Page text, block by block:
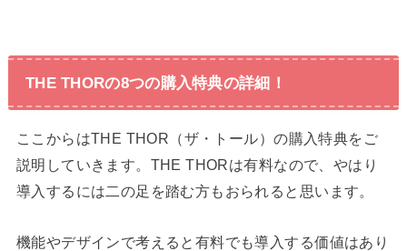
THE THORの8つの購入特典の詳細！
ここからはTHE THOR（ザ・トール）の購入特典をご
説明していきます。THE THORは有料なので、やはり
導入するには二の足を踏む方もおられると思います。
機能やデザインで考えると有料でも導入する価値はあり